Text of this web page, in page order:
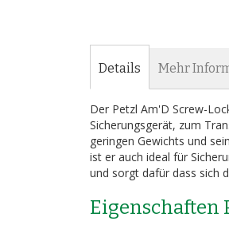
Details
Der Petzl Am'D Screw-
Sicherungsgerät, zum
geringen Gewichts und
ist er auch ideal für
und sorgt dafür dass sich
Eigenschaften
Mehr